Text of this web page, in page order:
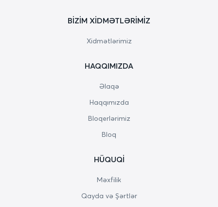
BIZIM XIDMƏTLƏRIMIZ
Xidmətlərimiz
HAQQIMIZDA
Əlaqə
Haqqımızda
Bloqerlərimiz
Bloq
HÜQUQI
Məxfilik
Qayda və Şərtlər